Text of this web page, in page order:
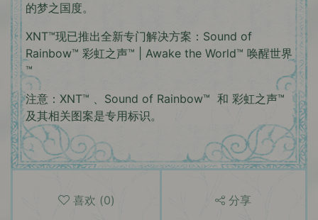
的梦之国度。
XNT™现已推出全新专门解决方案：Sound of
Rainbow™ 彩虹之声™ | Awake the World™ 唤醒世界
™
注意：XNT™ 、Sound of Rainbow™ 和 彩虹之声™
及其相关图案是专用标识。
喜欢 (0) 分享